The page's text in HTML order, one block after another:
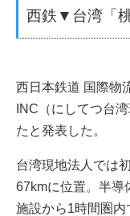
西鉄▼台湾「
西日本鉄道 国際物
INC（にしてつ台
たと発表した。
台湾現地法人では
67kmに位置。半導
施設から1時間圏内